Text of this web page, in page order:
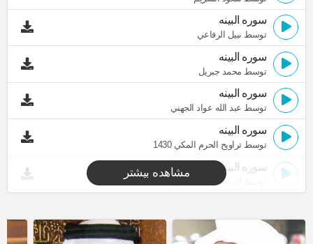
سوره البينه
توسط نبيل الرفاعي
سوره البينه
توسط محمد جبريل
سوره البينه
توسط عبد الله عواد الجهني
سوره البينه
توسط تراويح الحرم المكي 1430
سوره البينه
توسط أبو عبد الله المظفر
مشاهده بیشتر